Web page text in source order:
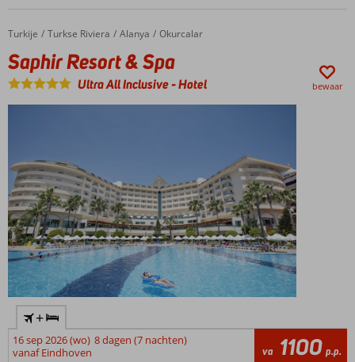
Spa
teenageclub
voor
kinderen
Home
Turkije Turkse Riviera Alanya Okurcalar
Saphir Resort & Spa
Saphir Resort & Spa
Ultra All Inclusive-Hotel bewaar
+
16 sep 2026 (wo) 8 dagen (7 nachten)
vanaf Eindhoven
va 1100 p.p.